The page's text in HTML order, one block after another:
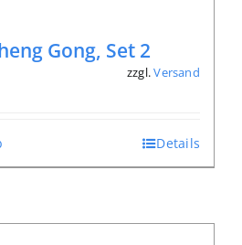
Gong, Set 2
zzgl.Versand
Details